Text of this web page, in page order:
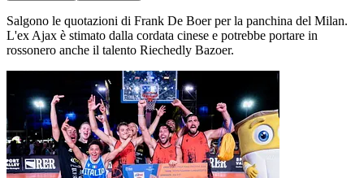
Salgono le quotazioni di Frank De Boer per la panchina del Milan.
L'ex Ajax è stimato dalla cordata cinese e potrebbe portare in
rossonero anche il talento Riechedly Bazoer.